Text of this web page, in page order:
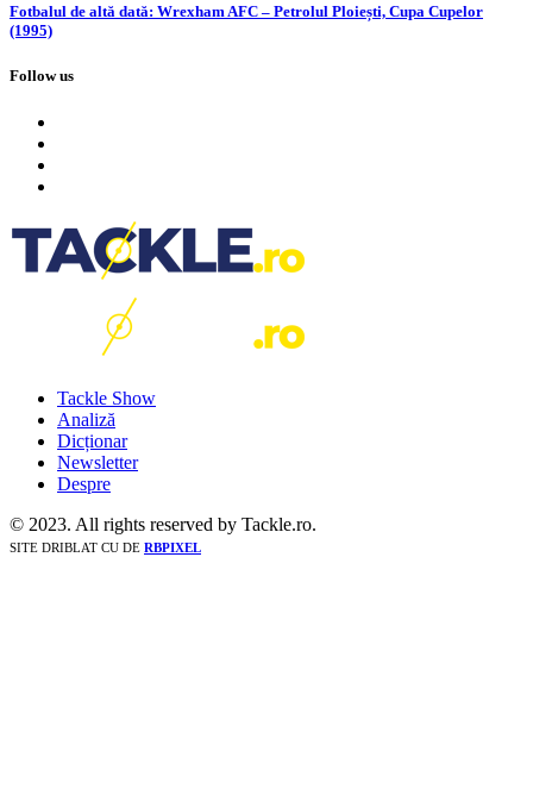
Fotbalul de altă dată: Wrexham AFC – Petrolul Ploiești, Cupa Cupelor
(1995)
Follow us
Tackle Show
Analiză
Dicționar
Newsletter
Despre
© 2023. All rights reserved by Tackle.ro.
SITE DRIBLAT CU DE RBPIXEL